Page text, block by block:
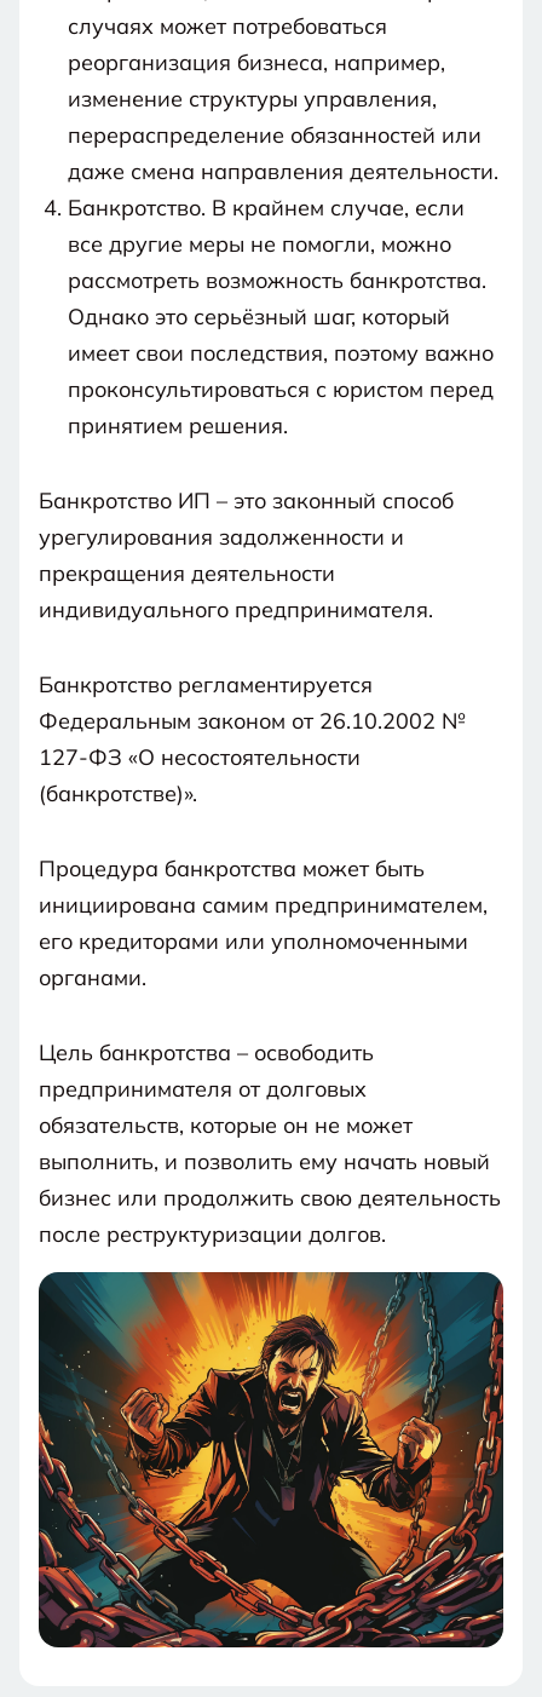
случаях может потребоваться
реорганизация бизнеса, например,
изменение структуры управления,
перераспределение обязанностей или
даже смена направления деятельности.
Банкротство. В крайнем случае, если
все другие меры не помогли, можно
рассмотреть возможность банкротства.
Однако это серьёзный шаг, который
имеет свои последствия, поэтому важно
проконсультироваться с юристом перед
принятием решения.
Банкротство ИП – это законный способ
урегулирования задолженности и
прекращения деятельности
индивидуального предпринимателя.
Банкротство регламентируется
Федеральным законом от 26.10.2002 №
127-ФЗ «О несостоятельности
(банкротстве)».
Процедура банкротства может быть
инициирована самим предпринимателем,
его кредиторами или уполномоченными
органами.
Цель банкротства – освободить
предпринимателя от долговых
обязательств, которые он не может
выполнить, и позволить ему начать новый
бизнес или продолжить свою деятельность
после реструктуризации долгов.